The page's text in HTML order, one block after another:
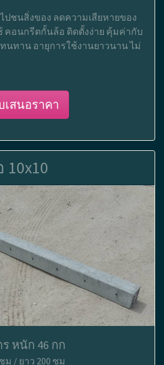
ชนสิ่งของ ลดความเสียหายของ
คอนกรีตกั้นล้อ ติดตั้งง่าย คุ้มค่ากับ
นทาน อายุการใช้งานยาวนาน ไม่
สนอราคา
ร หนัก 46 กก
ม / ยาว 200 ซม